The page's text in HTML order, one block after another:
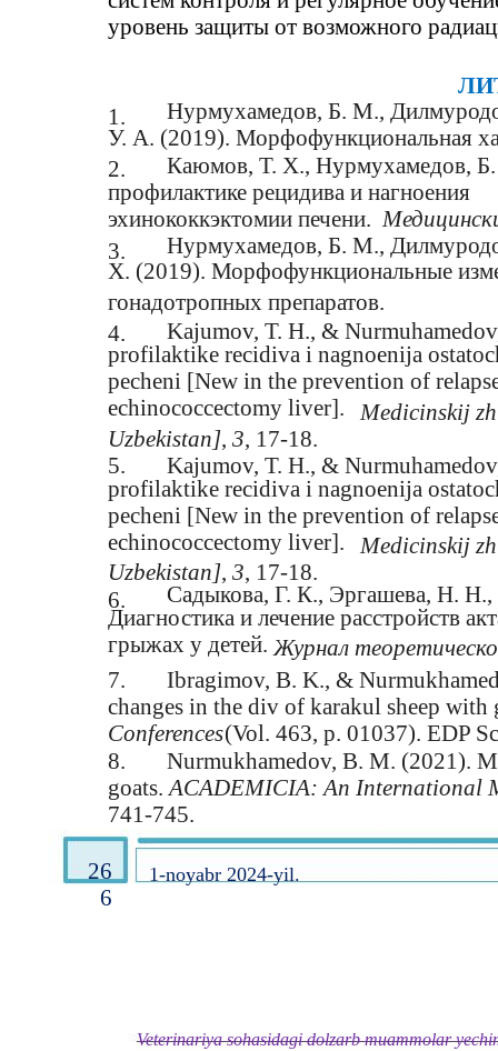
26
6
1-noyabr 2024-yil.
уровень защиты от возможного
1.
Нурмухамедов, Б. М.,
У. А. (2019). Морфофункциональная
2.
Каюмов, Т. Х., Нурмухамедов,
профилактике рецидива и нагноения
эхинококкэктомии печени.
3.
Нурмухамедов, Б. М.,
Х. (2019). Морфофункциональные
гонадотропных препаратов.
4.
Kajumov, T. H., &
profilaktike recidiva i nagnoenija
pecheni [New in the prevention of
echinococcectomy liver].
Medicinskij
Uzbekistan], 3, 17-18.
5.
Kajumov, T. H., &
profilaktike recidiva i nagnoenija
pecheni [New in the prevention of
echinococcectomy liver].
Medicinskij
Uzbekistan], 3, 17-18.
6.
Садыкова, Г. К., Эргашева, Н.
Диагностика и лечение расстройств
грыжах у детей. Журнал
7.
Ibragimov, B. K., &
changes in the div of karakul sheep
Conferences(Vol. 463, p. 01037). EDP
8.
Nurmukhamedov, B. M. (2021).
goats. ACADEMICIA: An International
741-745.
Veterinariya sohasidagi dolzarb muammolar